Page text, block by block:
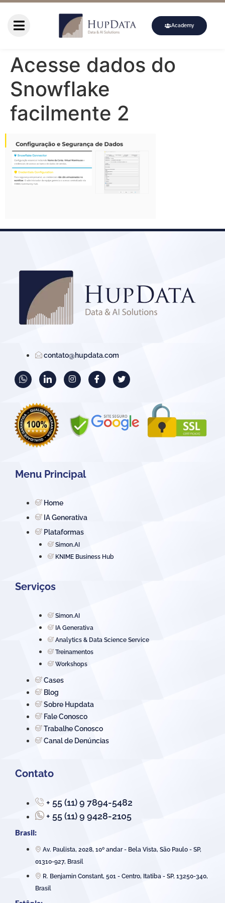
Academy
Acesse dados do
Snowflake
facilmente 2
contato@hupdata.com
Menu Principal
Home
IA Generativa
Plataformas
Simon.AI
KNIME Business Hub
Serviços
Simon.AI
IA Generativa
Analytics & Data Science Service
Treinamentos
Workshops
Cases
Blog
Sobre Hupdata
Fale Conosco
Trabalhe Conosco
Canal de Denúncias
Contato
+ 55 (11) 9 7894-5482
+ 55 (11) 9 9428-2105
Brasil:
Av. Paulista, 2028, 10º andar - Bela Vista, São Paulo - SP,
01310-927, Brasil
R. Benjamin Constant, 501 - Centro, Itatiba - SP, 13250-340,
Brasil